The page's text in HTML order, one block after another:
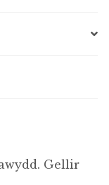
Gellir